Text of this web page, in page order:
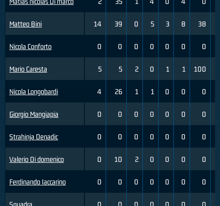
Matteo Bini
Nicola Conforto
Mario Caresta
Nicola Longobardi
Giorgio Mangiapia
Strahinja Denadic
Valerio Di domenico
Ferdinando Iaccarino
14 39 0 5 3 8 38
0 0 0 0 0 0 0
5 5 2 0 1 1 100
4 26 1 1 0 0 0
0 0 0 0 0 0 0
0 0 0 0 0 0 0
0 10 2 0 0 0 0
0 0 0 0 0 0 0